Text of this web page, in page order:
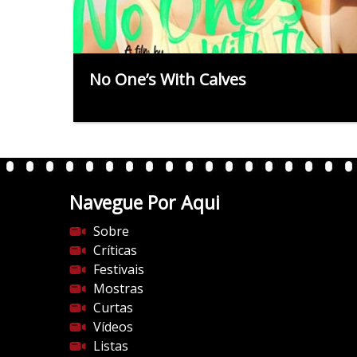
No One’s With Calves
Navegue Por Aqui
Sobre
Críticas
Festivais
Mostras
Curtas
Vídeos
Listas